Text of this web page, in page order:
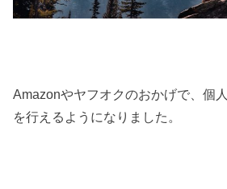
Amazonやヤフオクのおかげで、個
を行えるようになりました。